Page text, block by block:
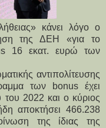
κάνει λόγο ο
της ΔΕΗ «για το
16 εκατ. ευρώ των
αντιπολίτευσης
των bonus έχει
του 2022 και ο κύριος
αποκτήσει 466.238
της ίδιας της